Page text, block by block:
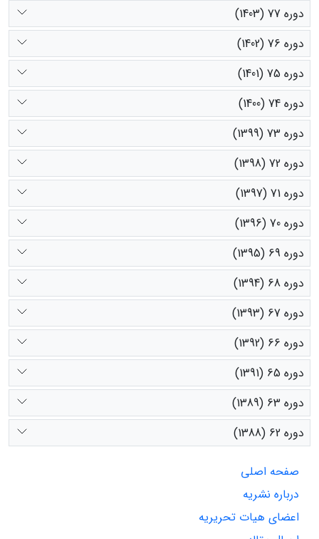
دوره 77 (1403)
دوره 76 (1402)
دوره 75 (1401)
دوره 74 (1400)
دوره 73 (1399)
دوره 72 (1398)
دوره 71 (1397)
دوره 70 (1396)
دوره 69 (1395)
دوره 68 (1394)
دوره 67 (1393)
دوره 66 (1392)
دوره 65 (1391)
دوره 63 (1389)
دوره 62 (1388)
صفحه اصلی
درباره نشریه
اعضای هیات تحریریه